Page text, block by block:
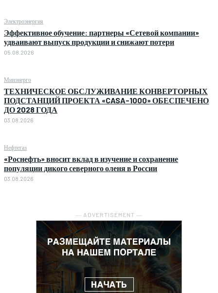
Электроэнергия
Эффективное обучение: партнеры «Сетевой компании»
удваивают выпуск продукции и снижают потери
05.08.2026
Минэнерго
ТЕХНИЧЕСКОЕ ОБСЛУЖИВАНИЕ КОНВЕРТОРНЫХ
ПОДСТАНЦИЙ ПРОЕКТА «CASA-1000» ОБЕСПЕЧЕНО
ДО 2028 ГОДА
03.08.2026
Нефтегаз
«Роснефть» вносит вклад в изучение и сохранение
популяции дикого северного оленя в России
03.08.2026
― ADVERTISEMENT ―